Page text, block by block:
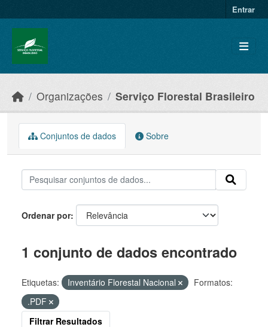
Entrar
Organizações Serviço Florestal Brasileiro
Conjuntos de dados Sobre
Ordenar por
1 conjunto de dados encontrado
Etiquetas: Inventário Florestal Nacional
Formatos:
.PDF
Filtrar Resultados